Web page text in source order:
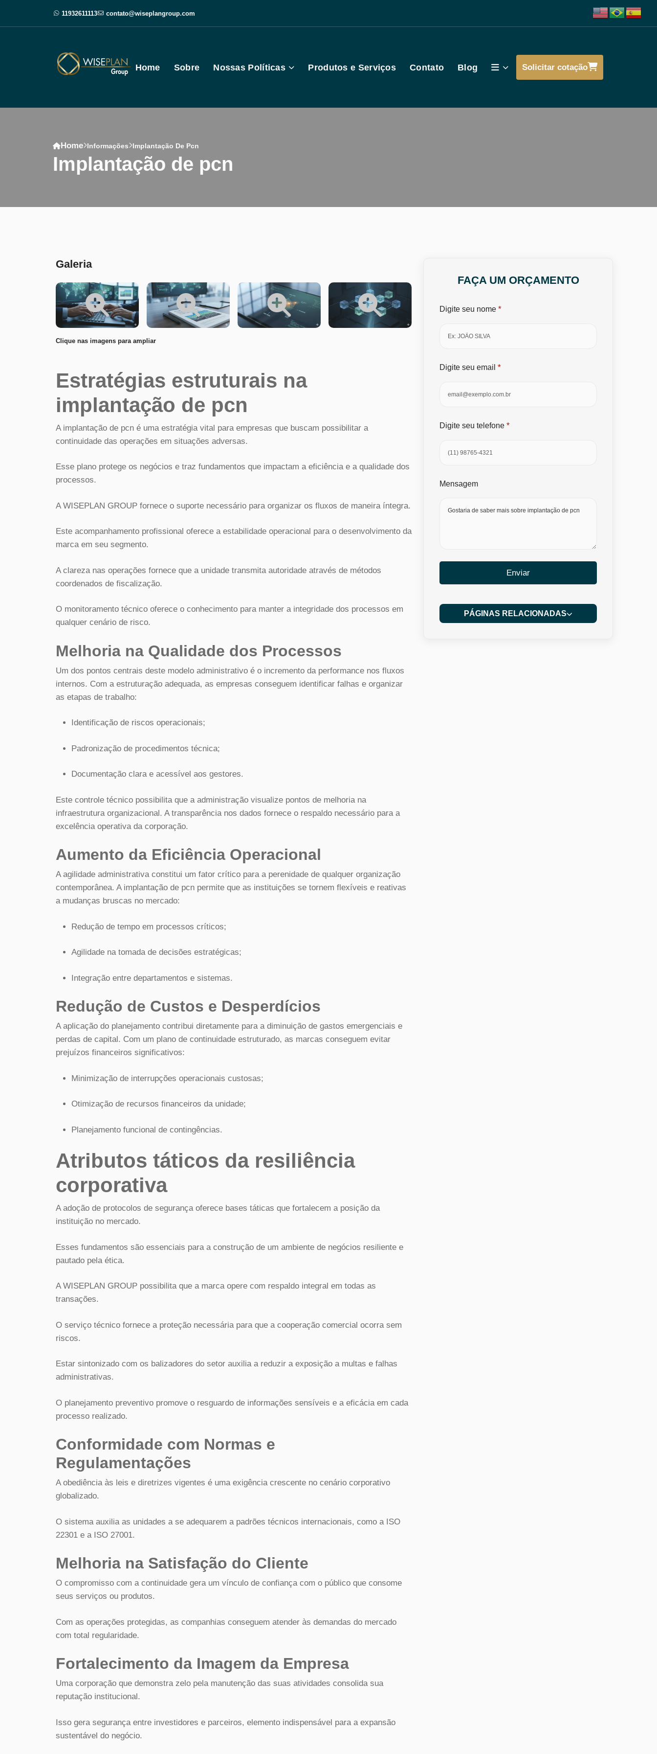
11932611113 contato@wiseplangroup.com
Home Sobre Nossas Políticas Produtos e Serviços Contato Blog Solicitar cotação
Home Informações Implantação De Pcn
implantação de pcn
Galeria
Clique nas imagens para ampliar
Estratégias estruturais na
implantação de pcn
A implantação de pcn é uma estratégia vital para empresas que buscam possibilitar a
continuidade das operações em situações adversas.
Esse plano protege os negócios e traz fundamentos que impactam a eficiência e a qualidade dos
processos.
A WISEPLAN GROUP fornece o suporte necessário para organizar os fluxos de maneira íntegra.
Este acompanhamento profissional oferece a estabilidade operacional para o desenvolvimento da
marca em seu segmento.
A clareza nas operações fornece que a unidade transmita autoridade através de métodos
coordenados de fiscalização.
O monitoramento técnico oferece o conhecimento para manter a integridade dos processos em
qualquer cenário de risco.
Melhoria na Qualidade dos Processos
Um dos pontos centrais deste modelo administrativo é o incremento da performance nos fluxos
internos. Com a estruturação adequada, as empresas conseguem identificar falhas e organizar
as etapas de trabalho:
Identificação de riscos operacionais;
Padronização de procedimentos técnica;
Documentação clara e acessível aos gestores.
Este controle técnico possibilita que a administração visualize pontos de melhoria na
infraestrutura organizacional. A transparência nos dados fornece o respaldo necessário para a
excelência operativa da corporação.
Aumento da Eficiência Operacional
A agilidade administrativa constitui um fator crítico para a perenidade de qualquer organização
contemporânea. A implantação de pcn permite que as instituições se tornem flexíveis e reativas
a mudanças bruscas no mercado:
Redução de tempo em processos críticos;
Agilidade na tomada de decisões estratégicas;
Integração entre departamentos e sistemas.
Redução de Custos e Desperdícios
A aplicação do planejamento contribui diretamente para a diminuição de gastos emergenciais e
perdas de capital. Com um plano de continuidade estruturado, as marcas conseguem evitar
prejuízos financeiros significativos:
Minimização de interrupções operacionais custosas;
Otimização de recursos financeiros da unidade;
Planejamento funcional de contingências.
Atributos táticos da resiliência
corporativa
A adoção de protocolos de segurança oferece bases táticas que fortalecem a posição da
instituição no mercado.
Esses fundamentos são essenciais para a construção de um ambiente de negócios resiliente e
pautado pela ética.
A WISEPLAN GROUP possibilita que a marca opere com respaldo integral em todas as
transações.
O serviço técnico fornece a proteção necessária para que a cooperação comercial ocorra sem
riscos.
Estar sintonizado com os balizadores do setor auxilia a reduzir a exposição a multas e falhas
administrativas.
O planejamento preventivo promove o resguardo de informações sensíveis e a eficácia em cada
processo realizado.
Conformidade com Normas e
Regulamentações
A obediência às leis e diretrizes vigentes é uma exigência crescente no cenário corporativo
globalizado.
O sistema auxilia as unidades a se adequarem a padrões técnicos internacionais, como a ISO
22301 e a ISO 27001.
Melhoria na Satisfação do Cliente
O compromisso com a continuidade gera um vínculo de confiança com o público que consome
seus serviços ou produtos.
Com as operações protegidas, as companhias conseguem atender às demandas do mercado
com total regularidade.
Fortalecimento da Imagem da Empresa
Uma corporação que demonstra zelo pela manutenção das suas atividades consolida sua
reputação institucional.
Isso gera segurança entre investidores e parceiros, elemento indispensável para a expansão
sustentável do negócio.
FAÇA UM ORÇAMENTO
Digite seu nome *
Digite seu email *
Digite seu telefone *
Mensagem
Enviar
PÁGINAS RELACIONADAS